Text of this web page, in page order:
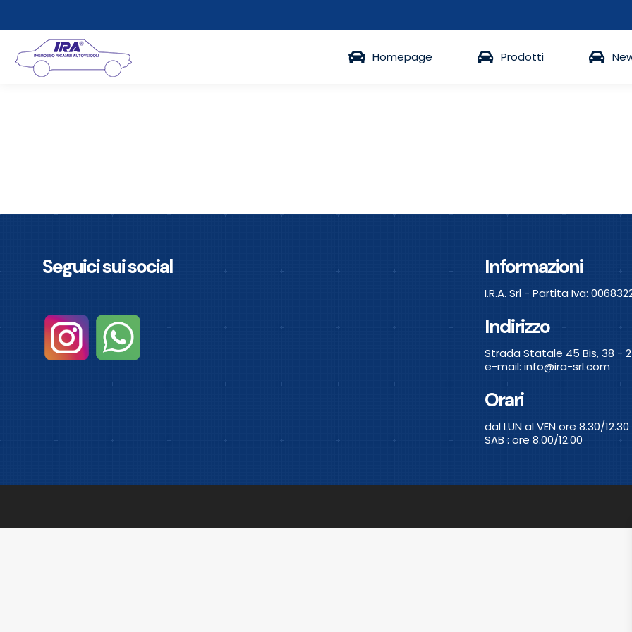
Homepage Prodotti
Seguici sui social Informazioni
I.R.A. Srl - Partita Iva:
Indirizzo
Strada Statale 45 Bis, 38 -
e-mail: info@ira-srl.com
Orari
dal LUN al VEN ore 8.30/
SAB : ore 8.00/12.00